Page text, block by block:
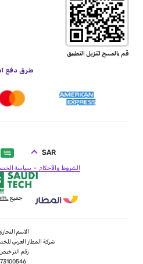
قم بالمسح لتنزيل التطبيق
طرق دفع
جميع
SAR
الشروط والأحكام سياسة
الاسم
شركة المطار العربي
رقم
73100546